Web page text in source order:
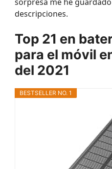
descripciones.
Top 21 en
para el móvil
del 2021
BESTSELLER NO. 1